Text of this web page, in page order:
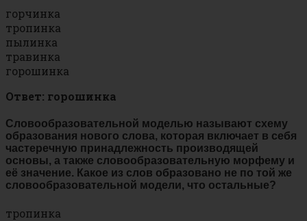
горчинка
тропинка
пылинка
травинка
горошинка
Ответ: горошинка
Словообразовательной моделью называют схему
образования нового слова, которая включает в себя
частеречную принадлежность производящей
основы, а также словообразовательную морфему и
её значение. Какое из слов образовано не по той же
словообразовательной модели, что остальные?
тропинка